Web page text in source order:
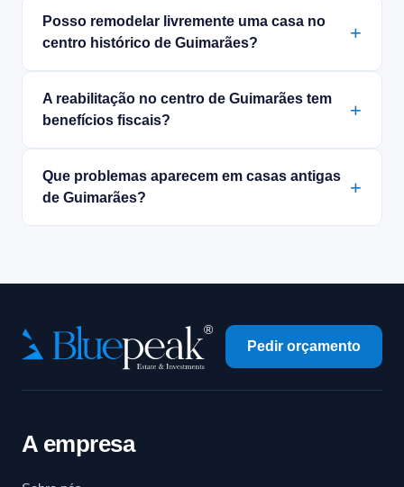
Posso remodelar livremente uma casa no
centro histórico de Guimarães?
A reabilitação no centro de Guimarães tem
benefícios fiscais?
Que problemas aparecem em casas antigas
de Guimarães?
Pedir orçamento
A empresa